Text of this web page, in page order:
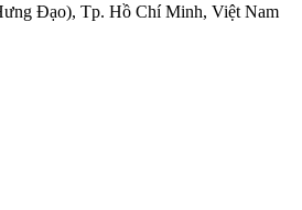
Đạo), Tp. Hồ Chí Minh, Việt Nam